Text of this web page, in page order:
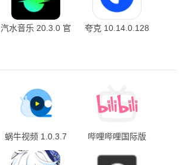
汽水音乐 20.3.0 官
夸克 10.14.0.128
蜗牛视频 1.0.3.7
最新版
哔哩哔哩国际版